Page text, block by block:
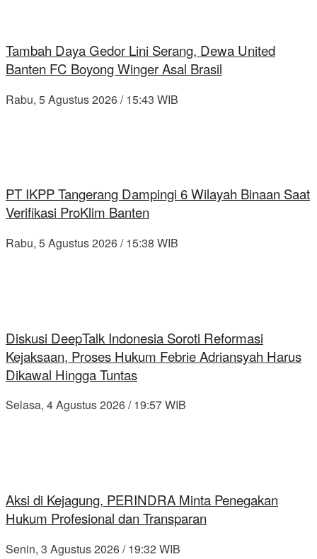
Tambah Daya Gedor Lini Serang, Dewa United
Banten FC Boyong Winger Asal Brasil
Rabu, 5 Agustus 2026 / 15:43 WIB
PT IKPP Tangerang Dampingi 6 Wilayah Binaan Saat
Verifikasi ProKlim Banten
Rabu, 5 Agustus 2026 / 15:38 WIB
Diskusi DeepTalk Indonesia Soroti Reformasi
Kejaksaan, Proses Hukum Febrie Adriansyah Harus
Dikawal Hingga Tuntas
Selasa, 4 Agustus 2026 / 19:57 WIB
Aksi di Kejagung, PERINDRA Minta Penegakan
Hukum Profesional dan Transparan
Senin, 3 Agustus 2026 / 19:32 WIB